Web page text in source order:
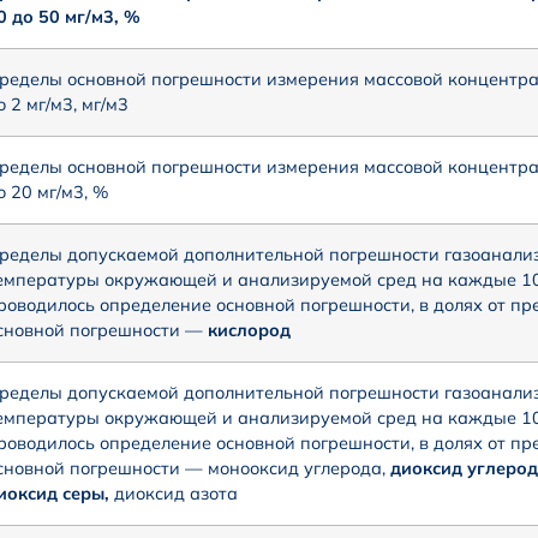
до 50 мг/м3, %
основной погрешности измерения массовой
2 мг/м3, мг/м3
основной погрешности измерения массовой
20 мг/м3, %
допускаемой дополнительной погрешности
окружающей и анализируемой сред на каждые
определение основной погрешности, в долях от
погрешности — кислород
допускаемой дополнительной погрешности
окружающей и анализируемой сред на каждые
определение основной погрешности, в долях от
погрешности — монооксид углерода, диоксид
серы, диоксид азота